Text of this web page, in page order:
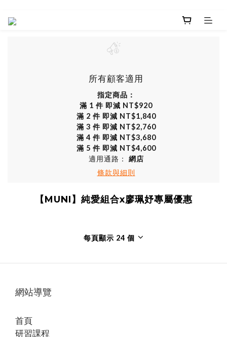
所有顧客適用
指定商品：
滿 1 件 即減 NT$920
滿 2 件 即減 NT$1,840
滿 3 件 即減 NT$2,760
滿 4 件 即減 NT$3,680
滿 5 件 即減 NT$4,600
適用通路： 網店
條款與細則
【MUNI】純愛組合x廖珮妤專屬優惠
每頁顯示 24 個
網站導覽
首頁
研習課程